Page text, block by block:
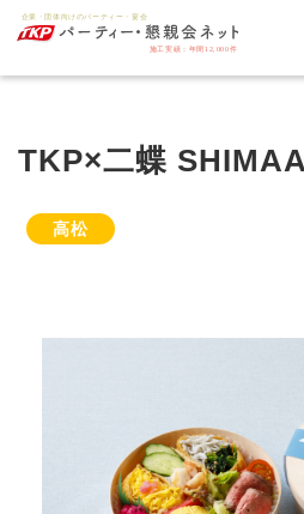
TKP×二蝶
高松